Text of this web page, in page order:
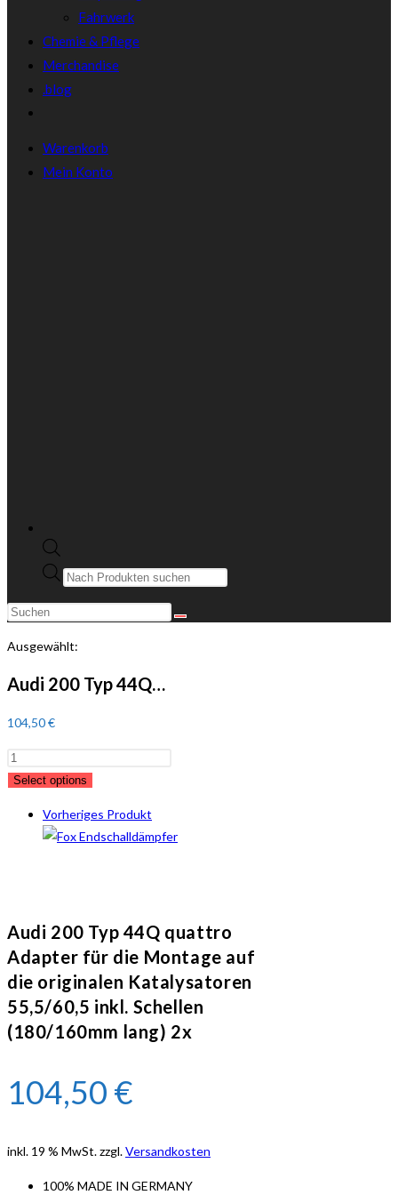
Fahrwerk
Chemie & Pflege
Merchandise
.blog
Warenkorb
Mein Konto
Products
Diese
durchsuchen
Ausgewählt:
Audi 200 Typ 44Q…
104,50€
Audi
200
Montage
auf
die
originalen
Katalysatoren
55,5/60,5
Schellen
(180/160mm
2x
Select options
Vorheriges Produkt
Audi 200 Typ 44Q quattro
Adapter für die Montage auf
die originalen Katalysatoren
55,5/60,5 inkl. Schellen
(180/160mm lang) 2x
104,50 €
inkl. 19 % MwSt.zzgl.Versandkosten
100% MADE IN GERMANY